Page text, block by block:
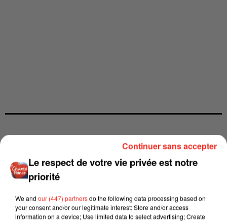
Le respect de votre vie privée est notre
priorité
We and our (447) partnersdo the following data processing based on
your consent and/or our legitimate interest: Store and/or access
information on a device; Use limited data to select advertising; Create
Continuer sans accepter